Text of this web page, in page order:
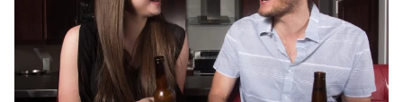
上の深
入りを
しない